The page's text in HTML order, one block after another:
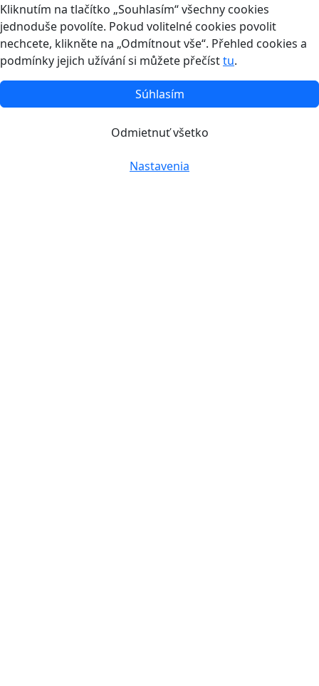
Kliknutím na tlačítko „Souhlasím“ všechny cookies
jednoduše povolíte. Pokud volitelné cookies povolit
nechcete, klikněte na „Odmítnout vše“. Přehled cookies a
podmínky jejich užívání si můžete přečísttu.
Súhlasím
Odmietnuť všetko
Nastavenia